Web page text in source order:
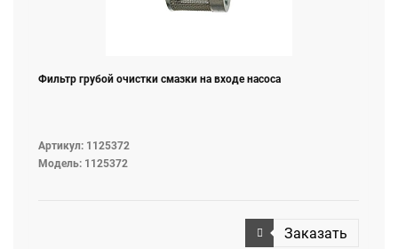
Фильтр грубой очистки смазки на входе насоса
Артикул: 1125372
Модель: 1125372
Заказать